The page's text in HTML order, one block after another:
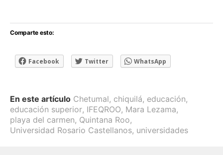
Comparte esto:
Facebook Twitter WhatsApp
En este artículo Chetumal, chiquilá, educación,
educación superior, IFEQROO, Mara Lezama,
playa del carmen, Quintana Roo,
Universidad Rosario Castellanos, universidades